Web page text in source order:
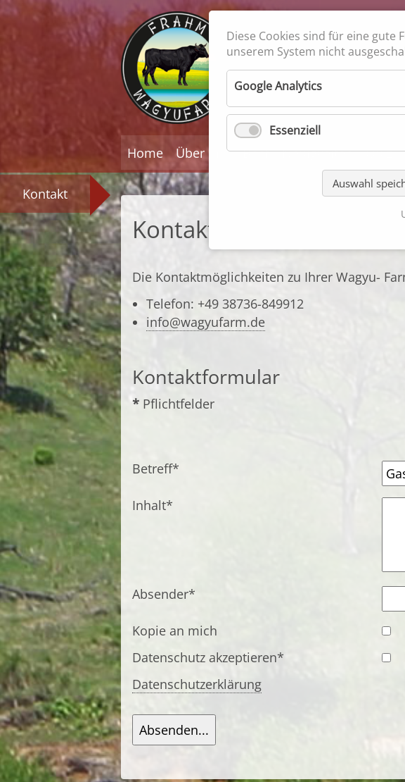
Rindfleisch 100%
Feiner Geschmack
Navigation
überspringen
Home Über uns Beef Neuigkeiten Quiz
Kontakt
Kontakt
Die Kontaktmöglichkeiten zu Ihrer Wagyu-
Telefon: +49 38736-849912
info@wagyufarm.de
Kontaktformular
* Pflichtfelder
Pflichtfeld
Betreff*
Pflichtfeld
Inhalt*
Pflichtfeld
Absender*
Kopie an mich
Datenschutz akzeptieren*
Datenschutzerklärung
Absenden...
Diese Cookies sind für eine
unserem System nicht
Google Analytics
Essenziell
Auswahl